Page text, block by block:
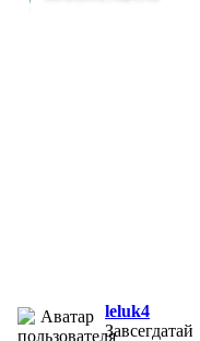
leluk4
Завсегдатай